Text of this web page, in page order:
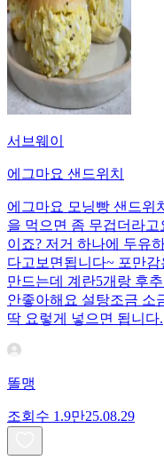
서브웨이
에그마요 샌드위치
에그마요 모닝빵 샌드위
을 먹으면 좀 무겁더라
이죠? 저거 하나에 두유
다고보면됩니다~ 포만
만드는데 계란5개랑 후
안좋아해요 설탕조금 소
딱 요렇게 넣으면 됩니다.
똘맹
조회수 1.9만25.08.29